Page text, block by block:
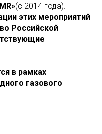
(с 2014 года).
этих мероприятий
Российской
в рамках
газового